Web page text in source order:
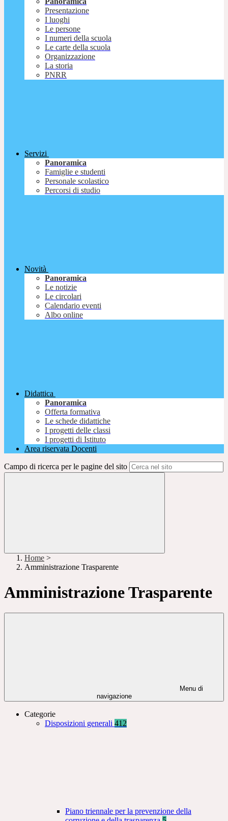
Presentazione
I luoghi
Le persone
I numeri della scuola
Le carte della scuola
Organizzazione
La storia
PNRR
Servizi
Panoramica
Famiglie e studenti
Personale scolastico
Percorsi di studio
Novità
Panoramica
Le notizie
Le circolari
Calendario eventi
Albo online
Didattica
Panoramica
Offerta formativa
Le schede didattiche
I progetti delle classi
I progetti di Istituto
Area riservata Docenti
Campo di ricerca per le pagine del sito
Home >
Amministrazione Trasparente
Amministrazione Trasparente
Menu di
navigazione
Categorie
Disposizioni generali 412
Piano triennale per la prevenzione della